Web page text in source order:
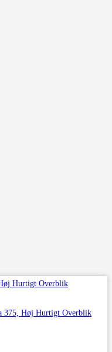
Hurtigt Overblik
Hurtigt Overblik